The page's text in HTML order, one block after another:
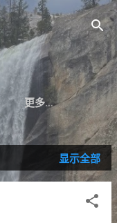
更多…
显示全部